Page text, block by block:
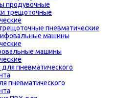
продувочные
пневматические
машины
пневматического